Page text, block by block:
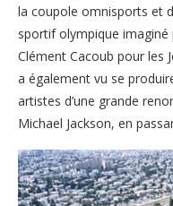
la coupole omnisports et
sportif olympique imaginé
Clément Cacoub pour les
a également vu se
artistes d’une grande
Michael Jackson, en